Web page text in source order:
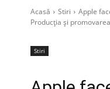
Acasă Stiri
Apple
Producția și
Stiri